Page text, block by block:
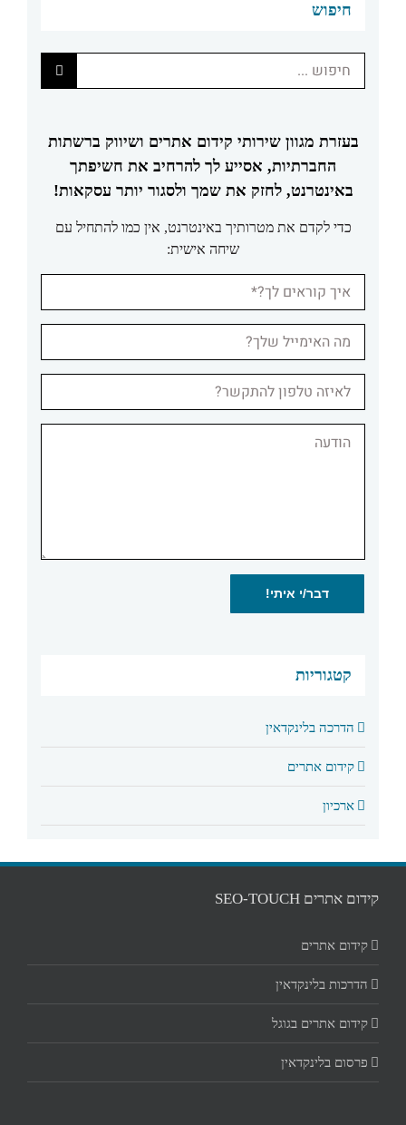
חיפוש
בעזרת מגוון שירותי קידום אתרים ושיווק ברשתות
החברתיות, אסייע לך להרחיב את חשיפתך
באינטרנט, לחזק את שמך ולסגור יותר עסקאות!
כדי לקדם את מטרותיך באינטרנט, אין כמו להתחיל עם
שיחה אישית:
קטגוריות
הדרכה בלינקדאין
קידום אתרים
ארכיון
קידום אתרים SEO-TOUCH
קידום אתרים
הדרכות בלינקדאין
קידום אתרים בגוגל
פרסום בלינקדאין